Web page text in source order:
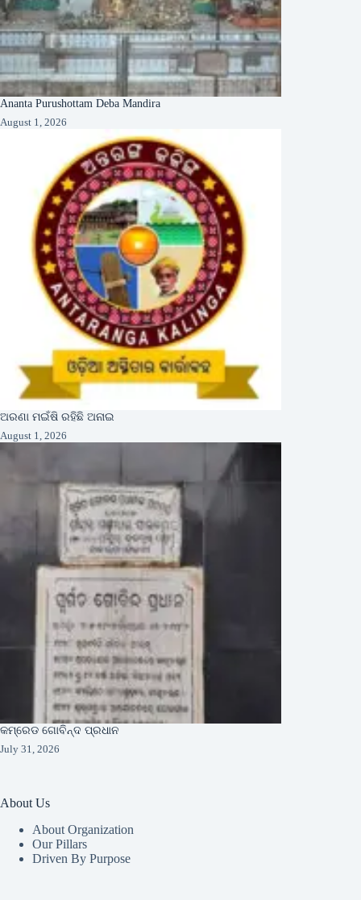
Ananta Purushottam Deba Mandira
August 1, 2026
ଅରଣା ମଇଁଷି ରହିଛି ଅନାଇ
August 1, 2026
କମ୍ରେଡ ଗୋବିନ୍ଦ ପ୍ରଧାନ
July 31, 2026
About Us
About Organization
Our Pillars
Driven By Purpose​